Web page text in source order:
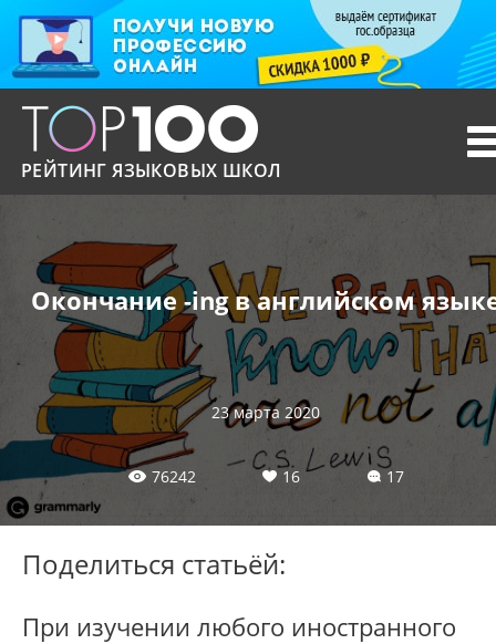
РЕЙТИНГ ЯЗЫКОВЫХ ШКОЛ
Окончание -ing в английском
23 марта 2020
76242 16 17
Поделиться статьёй:
При изучении любого иностранного